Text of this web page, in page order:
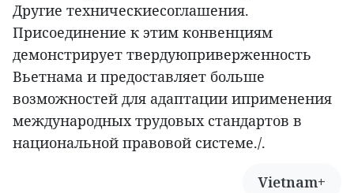
Другие техническиесоглашения.
Присоединение к этим конвенциям
демонстрирует твердуюприверженность
Вьетнама и предоставляет больше
возможностей для адаптации иприменения
международных трудовых стандартов в
национальной правовой системе./.
Vietnam+